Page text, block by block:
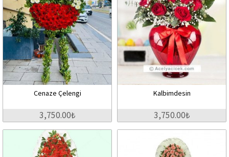
Cenaze Çelengi
3,750.00₺
Kalbimdesin
3,750.00₺